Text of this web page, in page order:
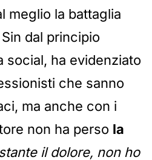
meglio la battaglia
dal principio
social, ha evidenziato
che sanno
ma anche con i
non ha perso la
il dolore, non ho